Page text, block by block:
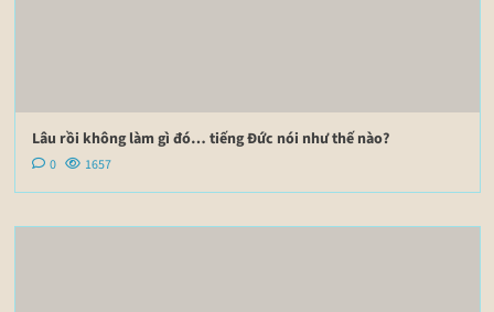
Lâu rồi không làm gì đó… tiếng Đức nói như thế nào?
0 1657